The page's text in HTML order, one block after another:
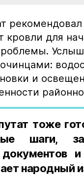
кровли для
и
тоже
шаги,
народный